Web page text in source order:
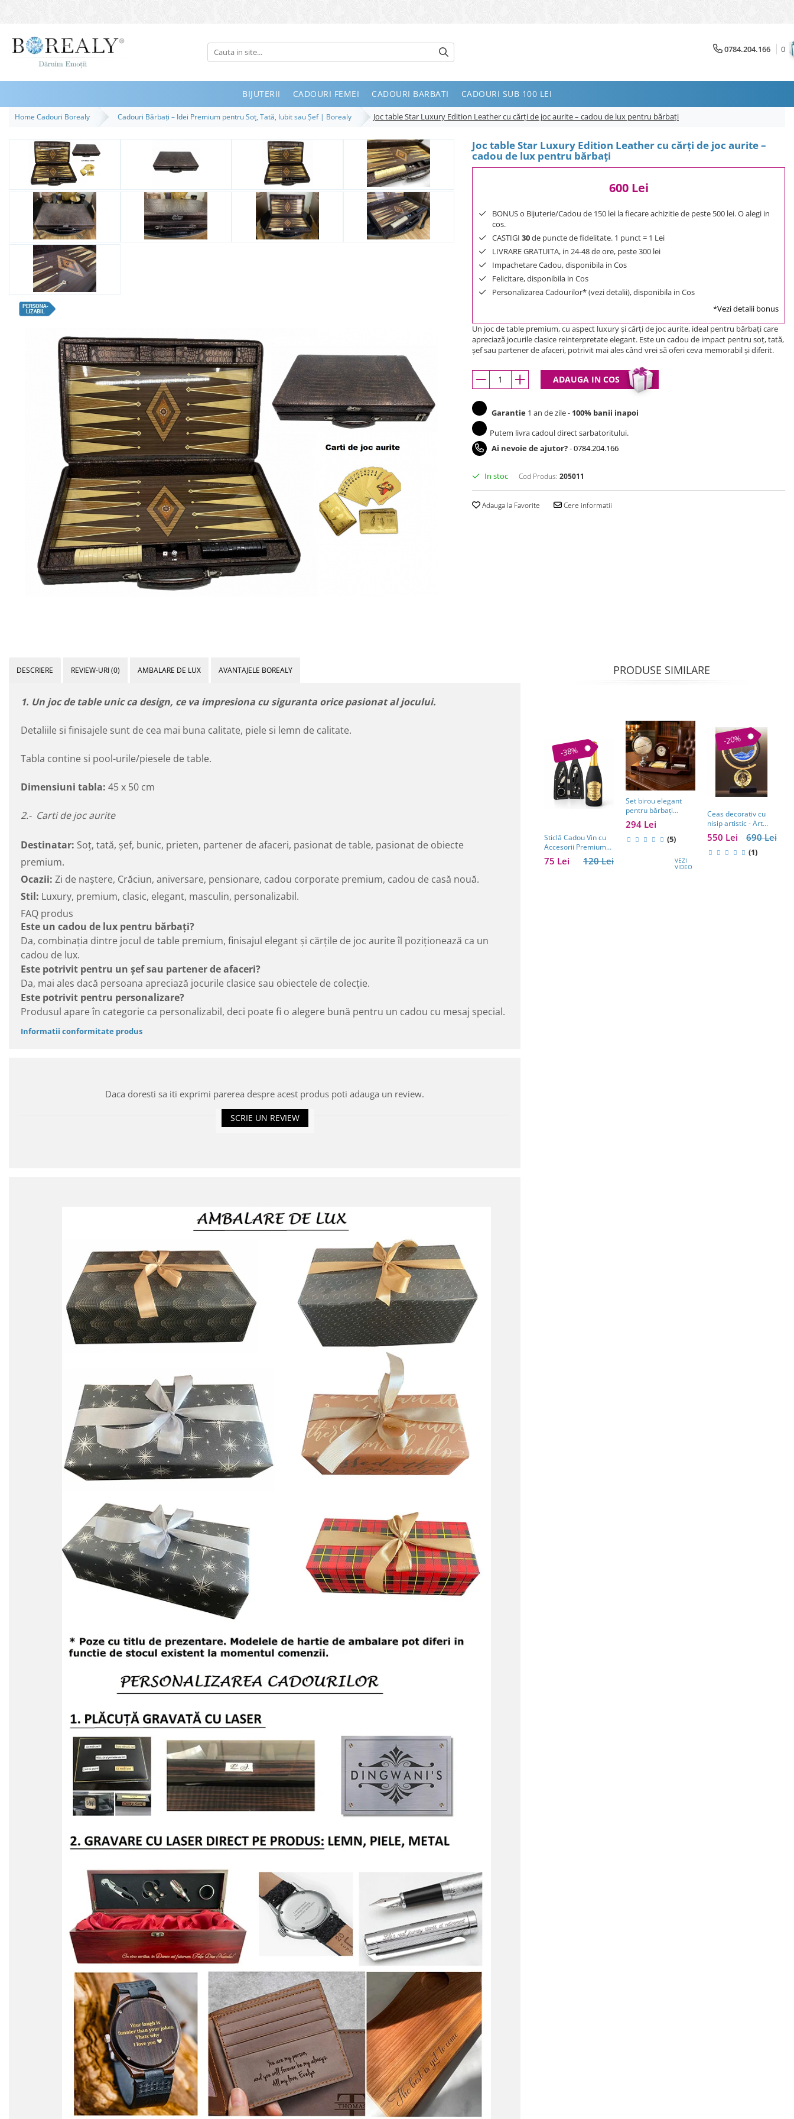
Bijuterii
Inele
Bratari
Brose
Destinatari
Bijuterii Femei
Bijuterii Copii
Bijuterii Mirese
Selectii
Reduceri
Cele mai noi
Cele mai vandute
Cele mai votate
0 Lei - 100 Lei
100 Lei - 200 Lei
200 Lei - 300 Lei
300 Lei - 500 Lei
500 Lei - 1000 Lei
0784.204.166 0
BIJUTERII CADOURI FEMEI CADOURI BARBATI CADOURI SUB 100 LEI
Home Cadouri Borealy Cadouri Bărbați – Idei Premium pentru Soț, Tată, Iubit sau Șef | Borealy Joc table Star Luxury Edition Leather cu cărți de joc aurite – cadou de lux pentru bărbați
Joc table Star Luxury Edition Leather cu cărți de joc aurite –
cadou de lux pentru bărbați
600 Lei
BONUS o Bijuterie/Cadou de 150 lei la fiecare achizitie de peste 500 lei. O alegi in
cos.
CASTIGI 30de puncte de fidelitate. 1 punct = 1 Lei
LIVRARE GRATUITA, in 24-48 de ore, peste 300 lei
Impachetare Cadou, disponibila in Cos
Felicitare, disponibila in Cos
Personalizarea Cadourilor* (vezi detalii), disponibila in Cos
*Vezi detalii bonus
Un joc de table premium, cu aspect luxury și cărți de joc aurite, ideal pentru bărbați care
apreciază jocurile clasice reinterpretate elegant. Este un cadou de impact pentru soț, tată,
șef sau partener de afaceri, potrivit mai ales când vrei să oferi ceva memorabil și diferit.
ADAUGA IN COS
Garantie 1 an de zile - 100% banii inapoi
Putem livra cadoul direct sarbatoritului.
Ai nevoie de ajutor?-0784.204.166
In stoc Cod Produs: 205011
Adauga la Favorite Cere informatii
DESCRIERE REVIEW-URI(0) AMBALARE DE LUX AVANTAJELE BOREALY
1. Un joc de table unic ca design, ce va impresiona cu siguranta orice pasionat al jocului.
Detaliile si finisajele sunt de cea mai buna calitate, piele si lemn de calitate.
Tabla contine si pool-urile/piesele de table.
Dimensiuni tabla: 45 x 50 cm
2.- Carti de joc aurite
Destinatar: Soț, tată, șef, bunic, prieten, partener de afaceri, pasionat de table, pasionat de obiecte
premium.
Ocazii: Zi de naștere, Crăciun, aniversare, pensionare, cadou corporate premium, cadou de casă nouă.
Stil: Luxury, premium, clasic, elegant, masculin, personalizabil.
FAQ produs
Este un cadou de lux pentru bărbați?
Da, combinația dintre jocul de table premium, finisajul elegant și cărțile de joc aurite îl poziționează ca un
cadou de lux.
Este potrivit pentru un șef sau partener de afaceri?
Da, mai ales dacă persoana apreciază jocurile clasice sau obiectele de colecție.
Este potrivit pentru personalizare?
Produsul apare în categorie ca personalizabil, deci poate fi o alegere bună pentru un cadou cu mesaj special.
Informatii conformitate produs
Daca doresti sa iti exprimi parerea despre acest produs poti adauga un review.
SCRIE UN REVIEW
PRODUSE SIMILARE
-38%
Sticlă Cadou Vin cu
Accesorii Premium
Personalizată – Set
Elegant pentru120 Lei
75 Lei
Set birou elegant
pentru bărbați
Business Desk
Antique Clock –
cadou premium
partener de afaceri
294 Lei
(5)
VEZI
VIDEO
-20%
Ceas decorativ cu
nisip artistic - Art
Table Clock
690 Lei
550 Lei
(1)